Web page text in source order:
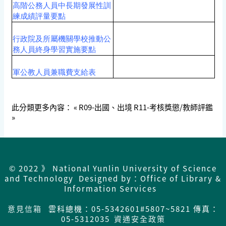
高階公務人員中長期發展性訓
練成績評量要點
行政院及所屬機關學校推動公
務人員終身學習實施要點
軍公教人員兼職費支給表
此分類更多內容： « R09-出國、出境 R11-考核獎懲/教師評鑑
»
© 2022 》 National Yunlin University of Science
and Technology Designed by：Office of Library &
Information Services
意見信箱
雲科總機：05-5342601#5807~5821 傳真：
05-5312035 資通安全政策